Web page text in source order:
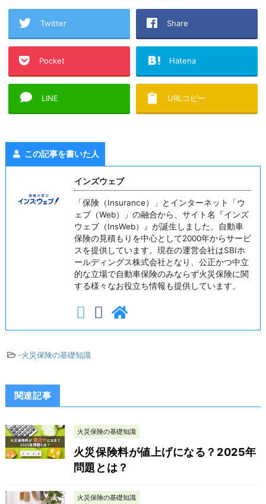
Twitter Share
Pocket Hatena
LINE URLコピー
この記事を書いた人
インズウェブ
「保険（Insurance）」とインターネット「ウ
ェブ（Web）」の融合から、サイト名『インズ
ウェブ（InsWeb）』が誕生しました。自動車
保険の見積もりを中心として2000年からサービ
スを提供しています。現在の運営会社はSBIホ
ールディングス株式会社となり、公正かつ中立
的な立場で自動車保険のみならず火災保険に関
する様々なお役立ち情報も提供しています。
-火災保険の基礎知識
関連記事
火災保険の基礎知識
火災保険料が値上げになる？2025年
問題とは？
火災保険の基礎知識